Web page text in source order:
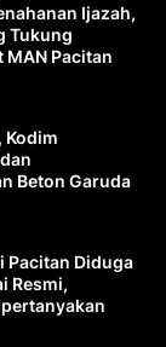
Ijazah,
Tukung
MAN Pacitan
Kodim
Beton Garuda
Pacitan Diduga
Resmi,